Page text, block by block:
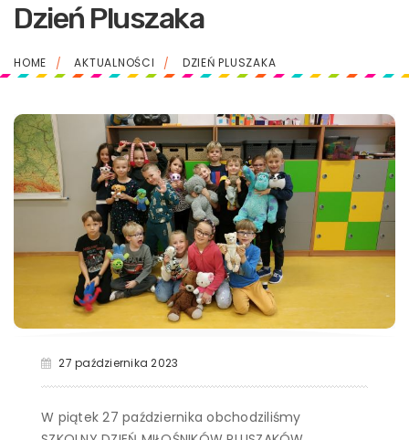
Dzień Pluszaka
HOME AKTUALNOŚCI DZIEŃ PLUSZAKA
27 października 2023
W piątek 27 października obchodziliśmy